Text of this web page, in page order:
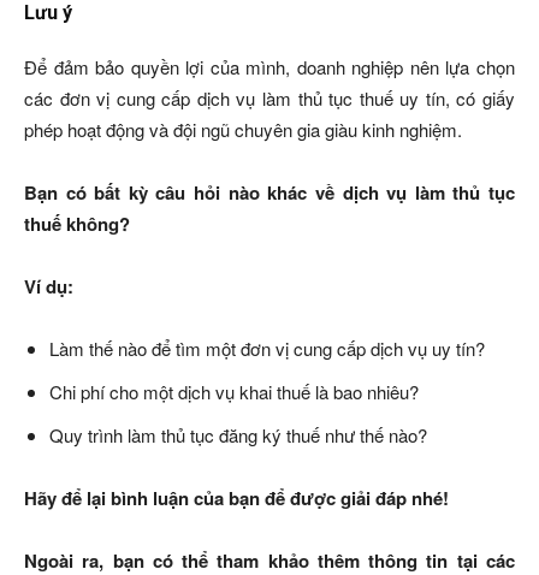
Lưu ý
Để đảm bảo quyền lợi của mình, doanh nghiệp nên lựa chọn
các đơn vị cung cấp dịch vụ làm thủ tục thuế uy tín, có giấy
phép hoạt động và đội ngũ chuyên gia giàu kinh nghiệm.
Bạn có bất kỳ câu hỏi nào khác về dịch vụ làm thủ tục
thuế không?
Ví dụ:
Làm thế nào để tìm một đơn vị cung cấp dịch vụ uy tín?
Chi phí cho một dịch vụ khai thuế là bao nhiêu?
Quy trình làm thủ tục đăng ký thuế như thế nào?
Hãy để lại bình luận của bạn để được giải đáp nhé!
Ngoài ra, bạn có thể tham khảo thêm thông tin tại các